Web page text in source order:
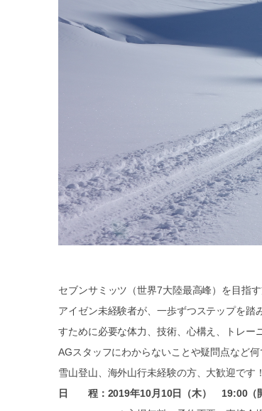
セブンサミッツ（世界7大陸最高峰）を目指
アイゼン未経験者が、一歩ずつステップを
すために必要な体力、技術、心構え、トレー
AGスタッフにわからないことや疑問点など何
雪山登山、海外山行未経験の方、大歓迎です！
日 程：2019年10月10日（木） 19:00（